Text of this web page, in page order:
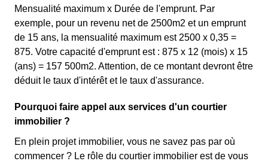
Mensualité maximum x Durée de l'emprunt. Par
exemple, pour un revenu net de 2500m2 et un emprunt
de 15 ans, la mensualité maximum est 2500 x 0,35 =
875. Votre capacité d'emprunt est : 875 x 12 (mois) x 15
(ans) = 157 500m2. Attention, de ce montant devront être
déduit le taux d'intérêt et le taux d'assurance.
Pourquoi faire appel aux services d'un courtier
immobilier ?
En plein projet immobilier, vous ne savez pas par où
commencer ? Le rôle du courtier immobilier est de vous